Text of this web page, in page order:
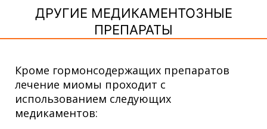
ДРУГИЕ МЕДИКАМЕНТОЗНЫЕ
ПРЕПАРАТЫ
Кроме гормонсодержащих препаратов
лечение миомы проходит с
использованием следующих
медикаментов: